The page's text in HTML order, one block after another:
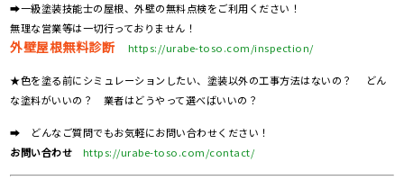
➡一級塗装技能士の屋根、外壁の無料点検をご利用ください！
無理な営業等は一切行っておりません！
外壁屋根無料診断 https://urabe-toso.com/inspection/
★色を塗る前にシミュレーションしたい、塗装以外の工事方法はないの？ どん
な塗料がいいの？ 業者はどうやって選べばいいの？
➡ どんなご質問でもお気軽にお問い合わせください！
お問い合わせ
https://urabe-toso.com/contact/